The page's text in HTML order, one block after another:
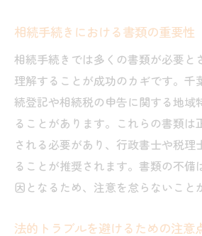
相続手続きにおける書類の重要性
相続手続きでは多くの書類が必要と
理解することが成功のカギです。千
続登記や相続税の申告に関する地域
ることがあります。これらの書類は
される必要があり、行政書士や税理
ることが推奨されます。書類の不備
因となるため、注意を怠らないこと
法的トラブルを避けるための注意